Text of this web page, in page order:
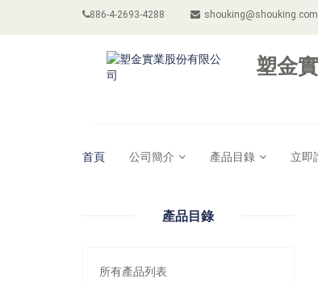
886-4-2693-4288
塑金
首頁 公司簡介 產品目錄 立即
產品目錄
所有產品列表